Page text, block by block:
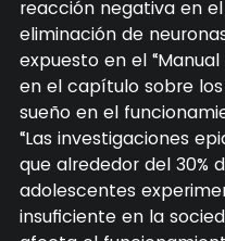
reacción negativa en
eliminación de
expuesto en el
en el capítulo sobre
sueño en el
“Las investigaciones
que alrededor del 30%
adolescentes
insuficiente en la